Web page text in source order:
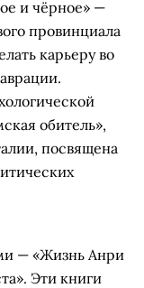
и чёрное» —
провинциала
карьеру во
обитель»,
посвящена
— «Жизнь Анри
Эти книги